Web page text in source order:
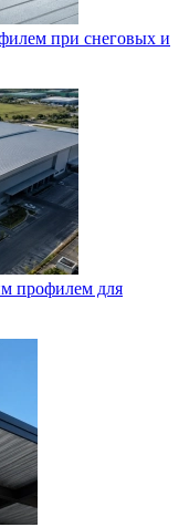
при снеговых и
профилем для